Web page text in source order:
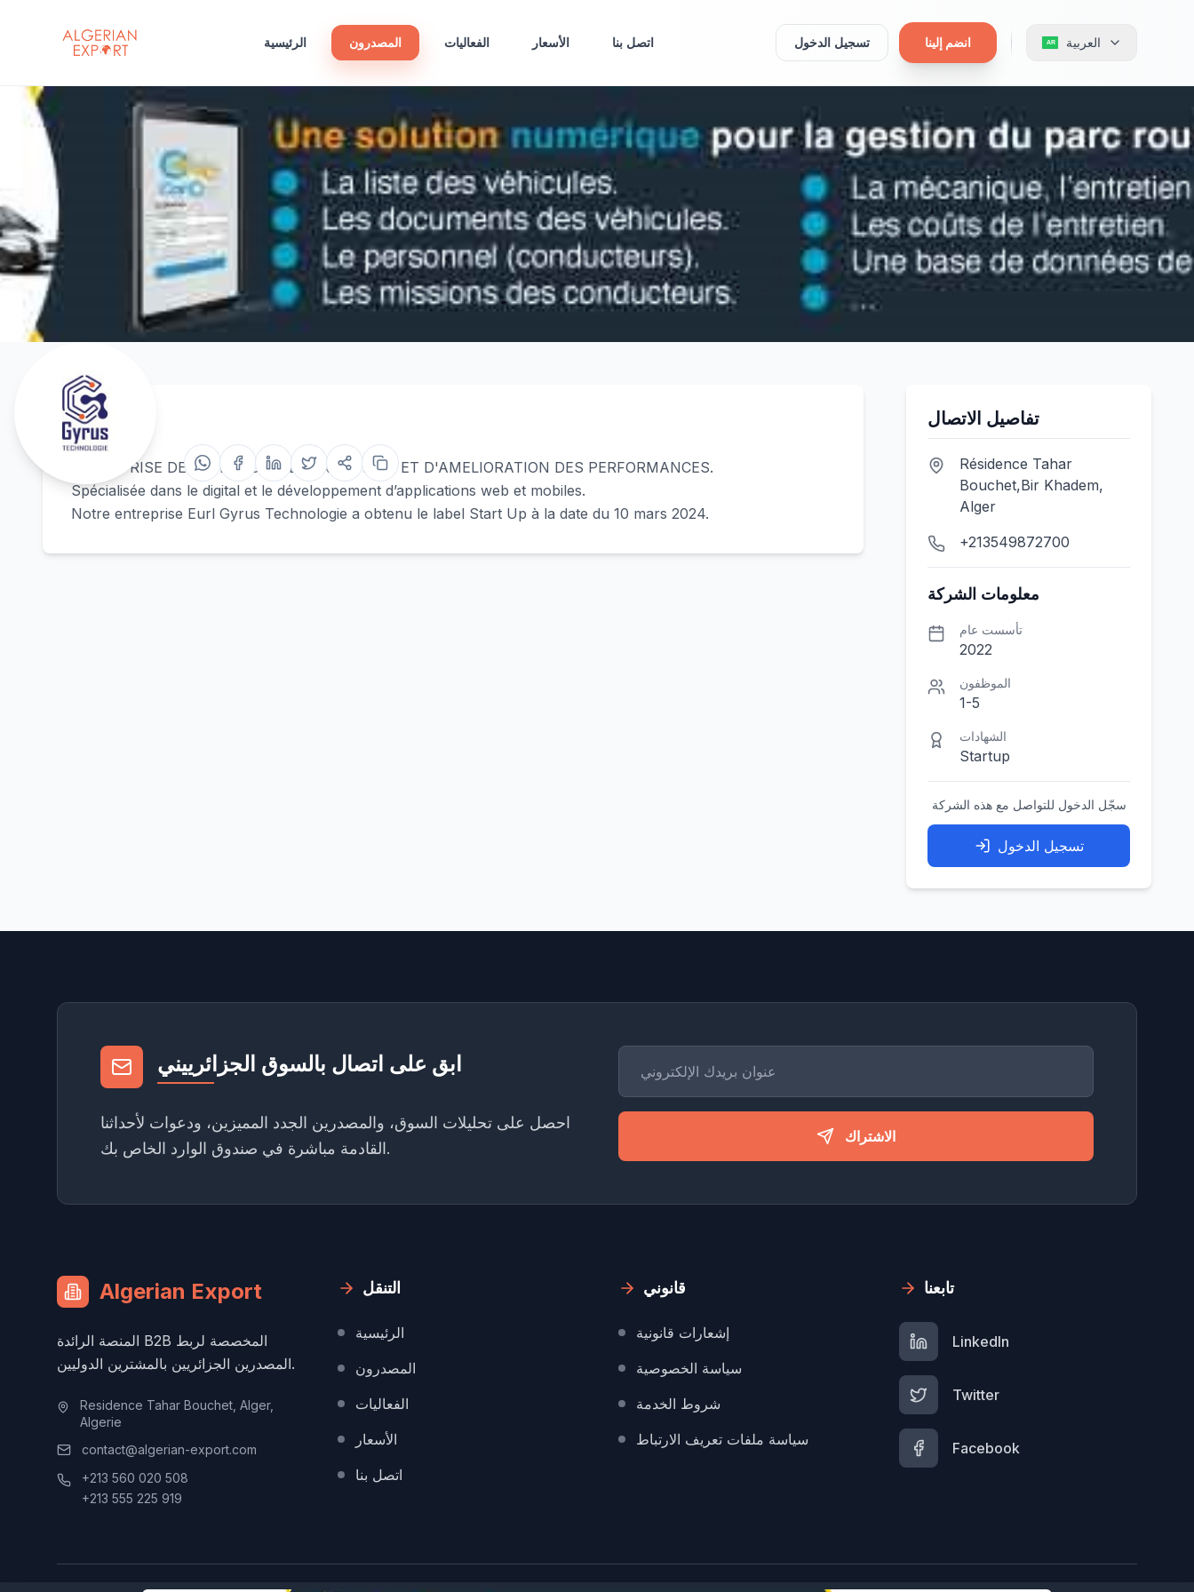
الرئيسية المصدرون الفعاليات الأسعار اتصل بنا تسجيل الدخول انضم إلينا العربية
عنا
ENTREPRISE DE RECHERCHE, D'INNOVATION ET D'AMELIORATION DES PERFORMANCES.
Spécialisée dans le digital et le développement d’applications web et mobiles.
تفاصيل الاتصال
Résidence Tahar
Bouchet,Bir Khadem,
Alger
+213549872700
معلومات الشركة
تأسست عام
2022
الموظفون
1-5
الشهادات
Startup
سجّل الدخول للتواصل مع هذه الشركة
تسجيل الدخول
ابق على اتصال بالسوق الجزائرييني
احصل على تحليلات السوق، والمصدرين الجدد المميزين، ودعوات لأحداثنا
القادمة مباشرة في صندوق الوارد الخاص بك.
الاشتراك
Algerian Export
المنصة الرائدة B2B المخصصة لربط
المصدرين الجزائريين بالمشترين الدوليين.
Residence Tahar Bouchet, Alger,
Algerie
contact@algerian-export.com
+213 560 020 508
+213 555 225 919
التنقل
الرئيسية
المصدرون
الفعاليات
الأسعار
اتصل بنا
قانوني
إشعارات قانونية
سياسة الخصوصية
شروط الخدمة
سياسة ملفات تعريف الارتباط
تابعنا
LinkedIn
Twitter
Facebook